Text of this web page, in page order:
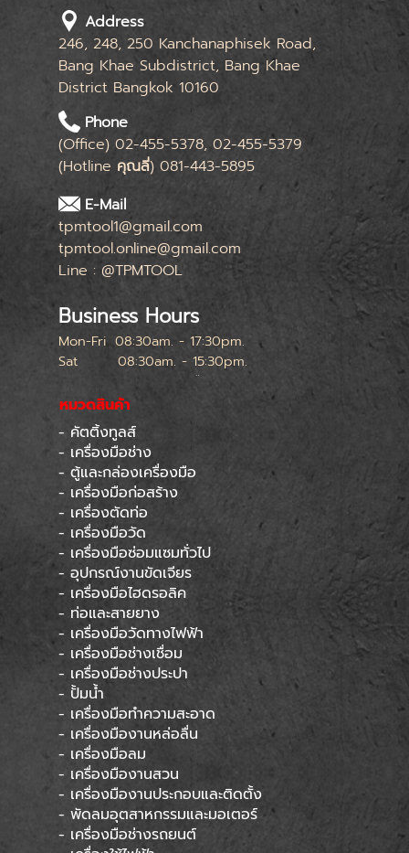
Address
246, 248, 250 Kanchanaphisek Road,
Bang Khae Subdistrict, Bang Khae
District Bangkok 10160
Phone
(Office) 02-455-5378, 02-455-5379
(Hotline คุณลี่) 081-443-5895
E-Mail
tpmtool1@gmail.com
tpmtool.online@gmail.com
Line : @TPMTOOL
Business Hours
Mon-Fri 08:30am. - 17:30pm.
Sat
08:30am. - 15:30pm.
หยุดทุกเสาร์สุดท้ายของเดือน
หมวดสินค้า
- คัตติ้งทูลส์
- เครื่องมือช่าง
- ตู้และกล่องเครื่องมือ
- เครื่องมือก่อสร้าง
- เครื่องตัดท่อ
- เครื่องมือวัด
- เครื่องมือซ่อมแซมทั่วไป
- อุปกรณ์งานขัดเจียร
- เครื่องมือไฮดรอลิค
- ท่อและสายยาง
- เครื่องมือวัดทางไฟฟ้า
- เครื่องมือช่างเชื่อม
- เครื่องมือช่างประปา
- ปั้มน้ำ
- เครื่องมือทำความสะอาด
- เครื่องมืองานหล่อลื่น
- เครื่องมือลม
- เครื่องมืองานสวน
- เครื่องมืองานประกอบและติดตั้ง
- พัดลมอุตสาหกรรมและมอเตอร์
- เครื่องมือช่างรถยนต์